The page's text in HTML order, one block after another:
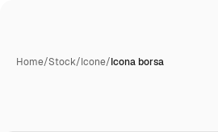
Home/Stock/Icone/Icona borsa